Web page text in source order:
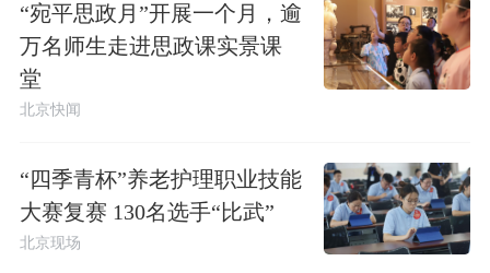
“宛平思政月”开展一个月，逾
万名师生走进思政课实景课
堂
北京快闻
“四季青杯”养老护理职业技能
大赛复赛 130名选手“比武”
北京现场